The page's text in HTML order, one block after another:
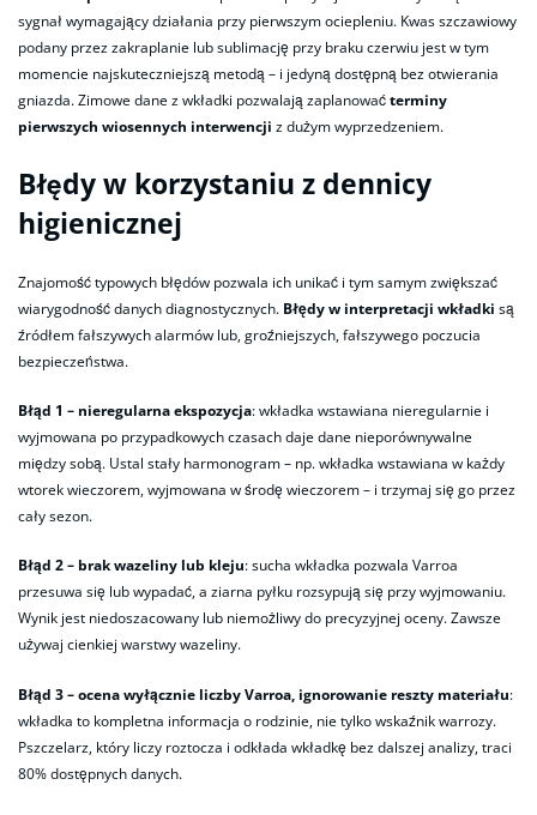
sygnał wymagający działania przy pierwszym ociepleniu. Kwas szczawiowy
podany przez zakraplanie lub sublimację przy braku czerwiu jest w tym
momencie najskuteczniejszą metodą – i jedyną dostępną bez otwierania
gniazda. Zimowe dane z wkładki pozwalają zaplanowaćterminy
pierwszych wiosennych interwencji z dużym wyprzedzeniem.
Błędy w korzystaniu z dennicy
higienicznej
Znajomość typowych błędów pozwala ich unikać i tym samym zwiększać
wiarygodność danych diagnostycznych. Błędy w interpretacji wkładki są
źródłem fałszywych alarmów lub, groźniejszych, fałszywego poczucia
bezpieczeństwa.
Błąd 1 – nieregularna ekspozycja: wkładka wstawiana nieregularnie i
wyjmowana po przypadkowych czasach daje dane nieporównywalne
między sobą. Ustal stały harmonogram – np. wkładka wstawiana w każdy
wtorek wieczorem, wyjmowana w środę wieczorem – i trzymaj się go przez
cały sezon.
Błąd 2 – brak wazeliny lub kleju: sucha wkładka pozwala Varroa
przesuwa się lub wypadać, a ziarna pyłku rozsypują się przy wyjmowaniu.
Wynik jest niedoszacowany lub niemożliwy do precyzyjnej oceny. Zawsze
używaj cienkiej warstwy wazeliny.
Błąd 3 – ocena wyłącznie liczby Varroa, ignorowanie reszty materiału:
wkładka to kompletna informacja o rodzinie, nie tylko wskaźnik warrozy.
Pszczelarz, który liczy roztocza i odkłada wkładkę bez dalszej analizy, traci
80% dostępnych danych.